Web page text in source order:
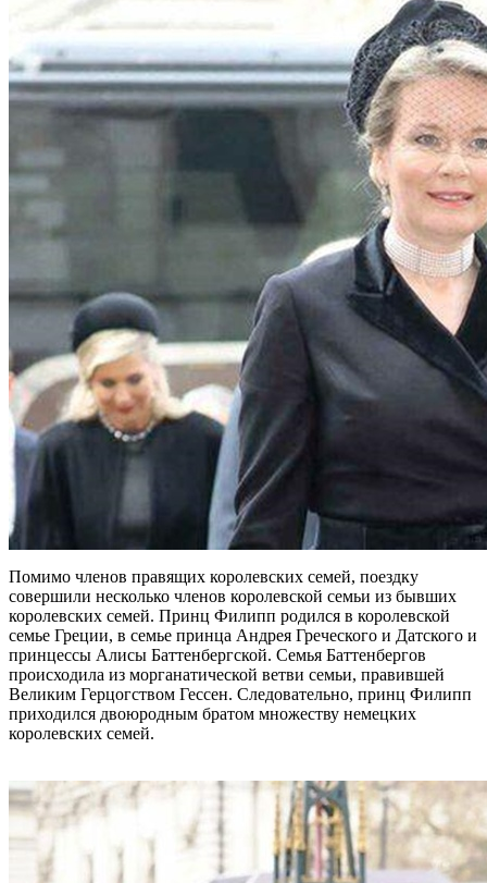
Помимо членов правящих королевских семей, поездку
совершили несколько членов королевской семьи из бывших
королевских семей. Принц Филипп родился в королевской
семье Греции, в семье принца Андрея Греческого и Датского и
принцессы Алисы Баттенбергской. Семья Баттенбергов
происходила из морганатической ветви семьи, правившей
Великим Герцогством Гессен. Следовательно, принц Филипп
приходился двоюродным братом множеству немецких
королевских семей.